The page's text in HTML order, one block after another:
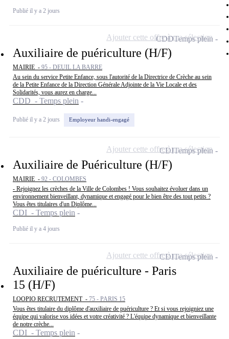
Publié il y a 2 jours
Auxiliaire de puériculture (H/F)
MAIRIE - 95 - DEUIL LA BARRE
Au sein du service Petite Enfance, sous l'autorité de la Directrice de Crèche au sein
de la Petite Enfance de la Direction Générale Adjointe de la Vie Locale et des
Solidarités, vous aurez en charge...
CDD - Temps plein
Publié il y a 2 jours Employeur handi-engagé
CDDTemps plein
Ajouter cette offre à ma sélection
Auxiliaire de Puériculture (H/F)
MAIRIE - 92 - COLOMBES
- Rejoignez les crèches de la Ville de Colombes ! Vous souhaitez évoluer dans un
environnement bienveillant, dynamique et engagé pour le bien être des tout petits ?
Vous êtes titulaires d'un Diplôme...
CDI - Temps plein
Publié il y a 4 jours
CDITemps plein
Ajouter cette offre à ma sélection
Auxiliaire de puériculture - Paris
15 (H/F)
LOOPIO RECRUTEMENT - 75 - PARIS 15
Vous êtes titulaire du diplôme d'auxiliaire de puériculture ? Et si vous rejoigniez une
équipe qui valorise vos idées et votre créativité ? L'équipe dynamique et bienveillante
de notre crèche...
CDI - Temps plein
CDITemps plein
Ajouter cette offre à ma sélection